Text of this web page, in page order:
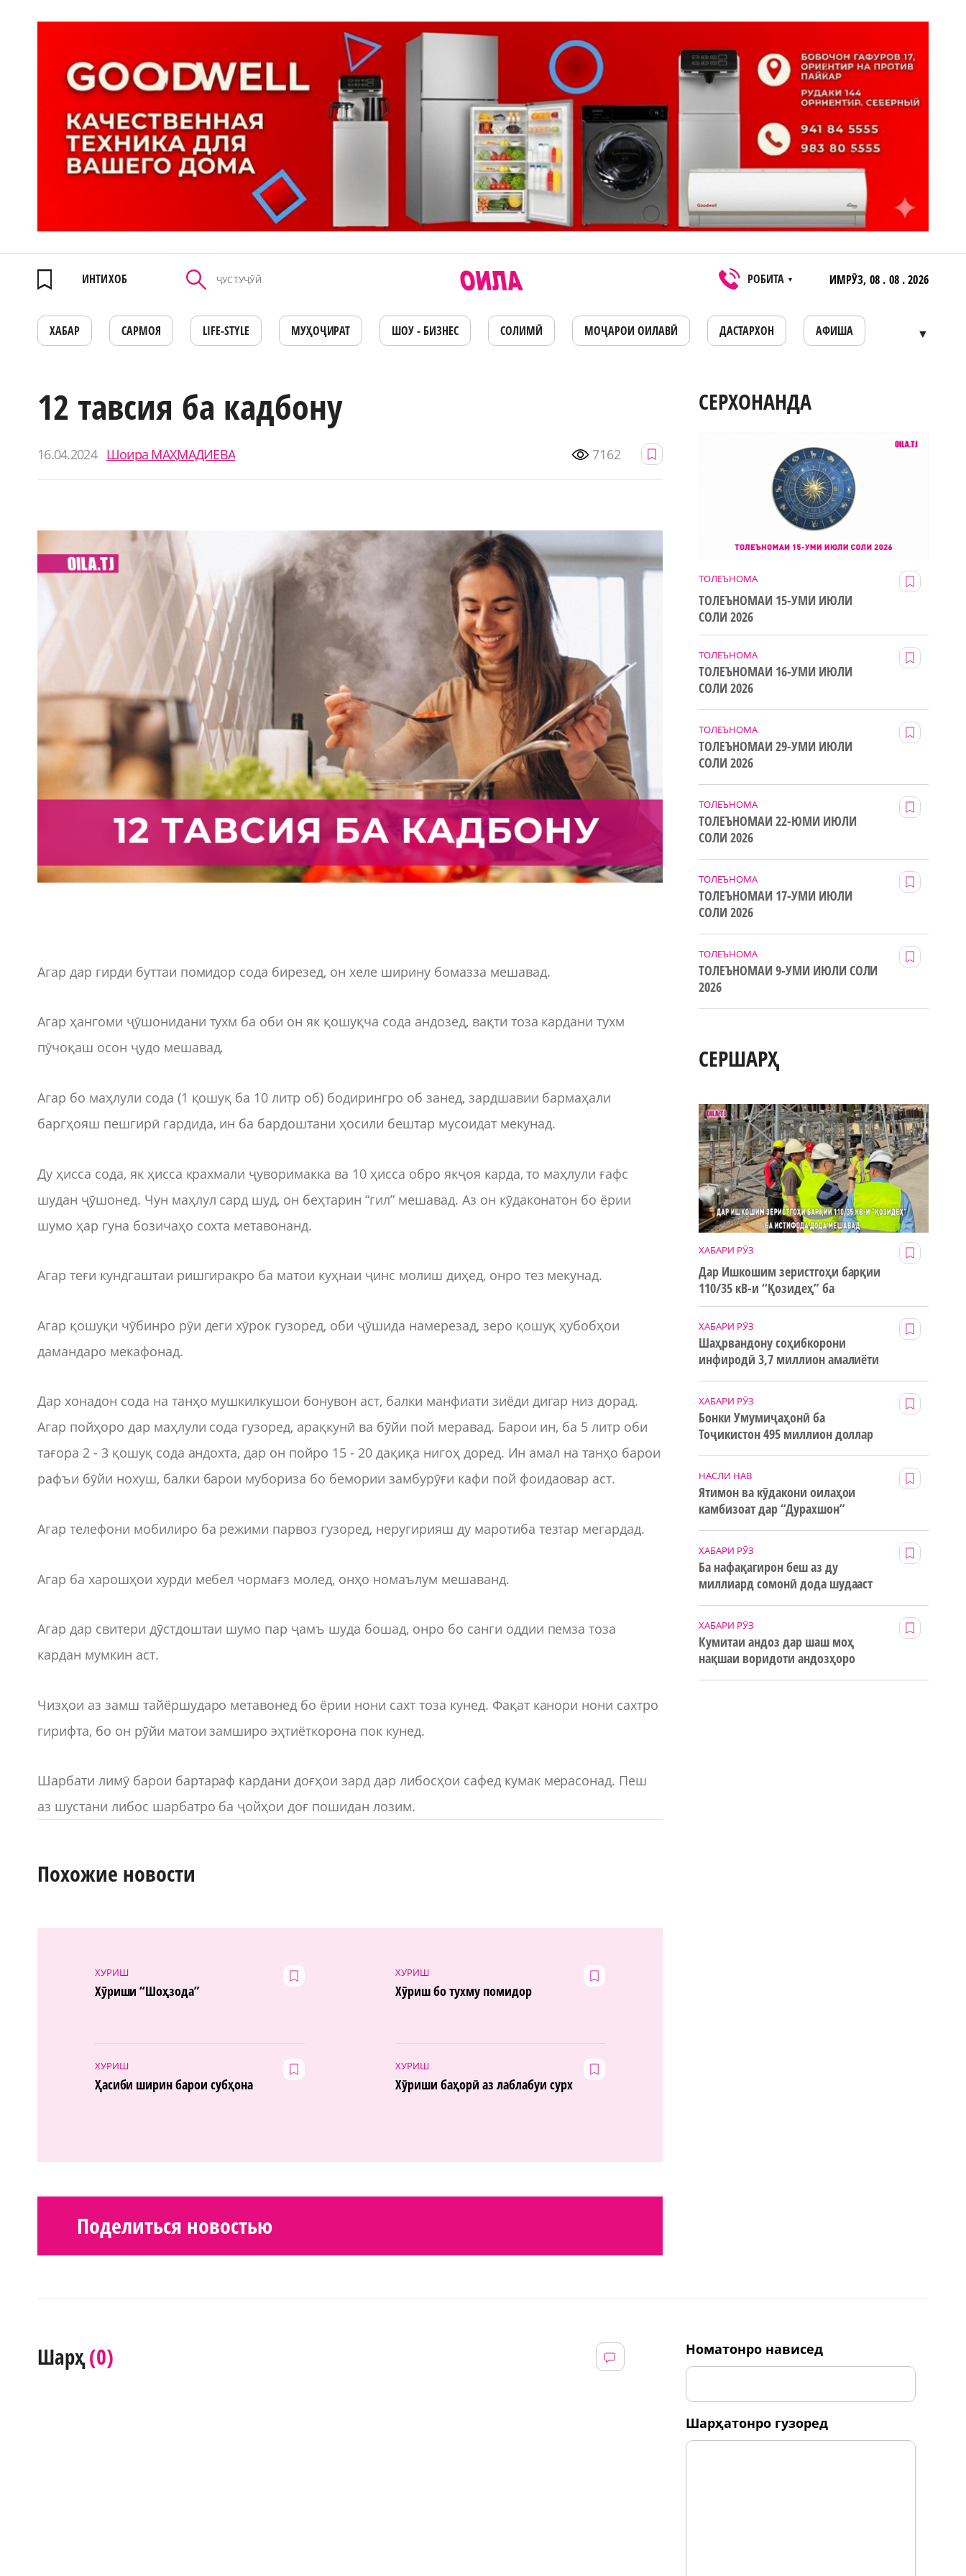
ИНТИХОБ РОБИТА ▼ ИМРӮЗ, 08 . 08 . 2026
ХАБАР САРМОЯ LIFE-STYLE МУҲОҶИРАТ ШОУ - БИЗНЕС СОЛИМӢ МОҶАРОИ ОИЛАВӢ ДАСТАРХОН АФИША ▼
12 тавсия ба кадбону
16.04.2024 Шоира МАҲМАДИЕВА 7162
Агар дар гирди буттаи помидор сода бирезед, он хеле ширину бомазза мешавад.
Агар ҳангоми ҷӯшонидани тухм ба оби он як қошуқча сода андозед, вақти тоза кардани тухм
пӯчоқаш осон ҷудо мешавад.
Агар бо маҳлули сода (1 қошуқ ба 10 литр об) бодирингро об занед, зардшавии бармаҳали
баргҳояш пешгирӣ гардида, ин ба бардоштани ҳосили бештар мусоидат мекунад.
Ду ҳисса сода, як ҳисса крахмали ҷуворимакка ва 10 ҳисса обро якҷоя карда, то маҳлули ғафс
шудан ҷӯшонед. Чун маҳлул сард шуд, он беҳтарин “гил” мешавад. Аз он кӯдаконатон бо ёрии
шумо ҳар гуна бозичаҳо сохта метавонанд.
Агар теғи кундгаштаи ришгиракро ба матои куҳнаи ҷинс молиш диҳед, онро тез мекунад.
Агар қошуқи чӯбинро рӯи деги хӯрок гузоред, оби ҷӯшида намерезад, зеро қошуқ ҳубобҳои
дамандаро мекафонад.
Дар хонадон сода на танҳо мушкилкушои бонувон аст, балки манфиати зиёди дигар низ дорад.
Агар пойҳоро дар маҳлули сода гузоред, арақкунӣ ва бӯйи пой меравад. Барои ин, ба 5 литр оби
тағора 2 - 3 қошуқ сода андохта, дар он пойро 15 - 20 дақиқа нигоҳ доред. Ин амал на танҳо барои
рафъи бӯйи нохуш, балки барои мубориза бо бемории замбурӯғи кафи пой фоидаовар аст.
Агар телефони мобилиро ба режими парвоз гузоред, неругирияш ду маротиба тезтар мегардад.
Агар ба харошҳои хурди мебел чормағз молед, онҳо номаълум мешаванд.
Агар дар свитери дӯстдоштаи шумо пар ҷамъ шуда бошад, онро бо санги оддии пемза тоза
кардан мумкин аст.
Чизҳои аз замш тайёршударо метавонед бо ёрии нони сахт тоза кунед. Фақат канори нони сахтро
гирифта, бо он рӯйи матои замширо эҳтиёткорона пок кунед.
Шарбати лимӯ барои бартараф кардани доғҳои зард дар либосҳои сафед кумак мерасонад. Пеш
аз шустани либос шарбатро ба ҷойҳои доғ пошидан лозим.
Похожие новости
ХУРИШ
Хӯриши “Шоҳзода”
ХУРИШ
Хӯриш бо тухму помидор
ХУРИШ
Ҳасиби ширин барои субҳона
ХУРИШ
Хӯриши баҳорӣ аз лаблабуи сурх
Поделиться новостью
СЕРХОНАНДА
ТОЛЕЪНОМА
ТОЛЕЪНОМАИ 15-УМИ ИЮЛИ
СОЛИ 2026
ТОЛЕЪНОМА
ТОЛЕЪНОМАИ 16-УМИ ИЮЛИ
СОЛИ 2026
ТОЛЕЪНОМА
ТОЛЕЪНОМАИ 29-УМИ ИЮЛИ
СОЛИ 2026
ТОЛЕЪНОМА
ТОЛЕЪНОМАИ 22-ЮМИ ИЮЛИ
СОЛИ 2026
ТОЛЕЪНОМА
ТОЛЕЪНОМАИ 17-УМИ ИЮЛИ
СОЛИ 2026
ТОЛЕЪНОМА
ТОЛЕЪНОМАИ 9-УМИ ИЮЛИ СОЛИ
2026
СЕРШАРҲ
ХАБАРИ РӮЗ
Дар Ишкошим зеристгоҳи барқии
110/35 кВ-и “Қозидеҳ” ба
истифода дода мешавад
ХАБАРИ РӮЗ
Шаҳрвандону соҳибкорони
инфиродӣ 3,7 миллион амалиёти
ХАБАРИ РӮЗ
Бонки Умумиҷаҳонӣ ба
Тоҷикистон 495 миллион доллар
НАСЛИ НАВ
Ятимон ва кӯдакони оилаҳои
камбизоат дар “Дурахшон”
ХАБАРИ РӮЗ
Ба нафақагирон беш аз ду
миллиард сомонӣ дода шудааст
ХАБАРИ РӮЗ
Кумитаи андоз дар шаш моҳ
нақшаи воридоти андозҳоро
Шарҳ(0) номатонро нависед
шарҳатонро гузоред